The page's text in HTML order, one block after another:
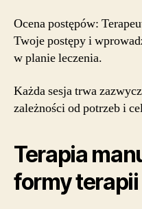
Ocena postępów:
Twoje postępy i
w planie leczenia.
Każda sesja trwa
zależności od potrzeb i
Terapia
formy terapii